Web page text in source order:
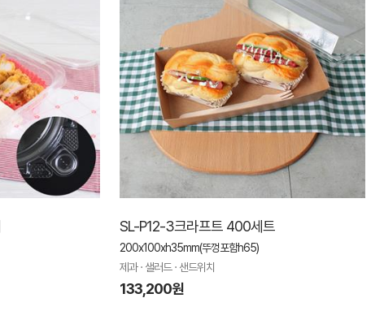
SL-P12-3크라프트 400세트
200x100xh35mm(뚜껑포함h65)
제과 · 샐러드 · 샌드위치
133,200원